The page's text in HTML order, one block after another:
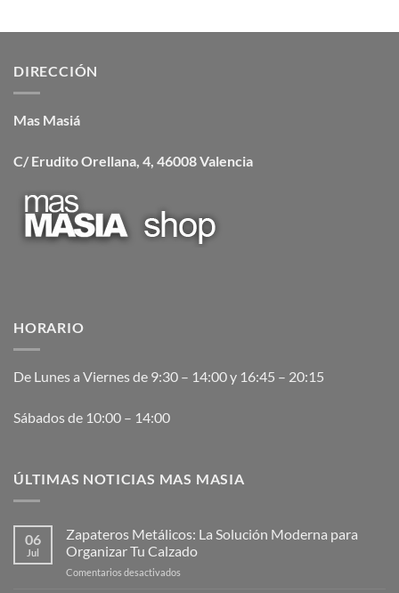
DIRECCIÓN
Mas Masiá
C/ Erudito Orellana, 4, 46008 Valencia
HORARIO
De Lunes a Viernes de 9:30 – 14:00 y 16:45 – 20:15
Sábados de 10:00 – 14:00
ÚLTIMAS NOTICIAS MAS MASIA
06
Jul
Zapateros Metálicos: La Solución Moderna para
Organizar Tu Calzado
Comentarios desactivados